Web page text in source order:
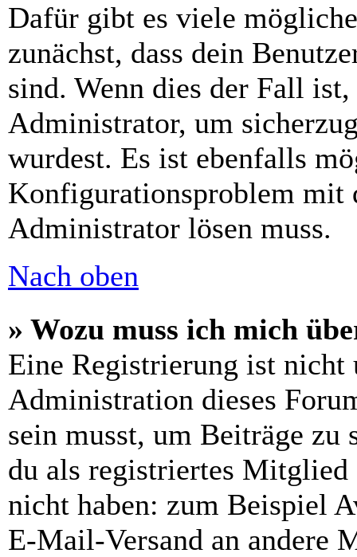
Dafür gibt es viele
zunächst, dass dein
sind. Wenn dies der Fall
Administrator, um
wurdest. Es ist ebenfalls
Konfigurationsproblem mit
Administrator lösen muss.
Nach oben
» Wozu muss ich mich
Eine Registrierung ist
Administration dieses
sein musst, um Beiträge
du als registriertes Mitglied
nicht haben: zum Beispiel
E-Mail-Versand an andere